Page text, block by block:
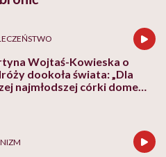
Wojtaś-Kowieska o
dookoła świata: „Dla
najmłodszej córki domem